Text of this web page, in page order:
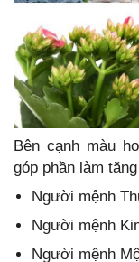
Bên cạnh màu
góp phần làm
Người mệnh
Người mệnh
Người mệnh